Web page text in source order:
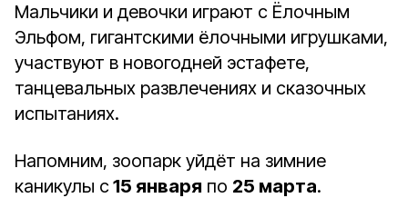
Мальчики и девочки играют с Ёлочным
Эльфом, гигантскими ёлочными игрушками,
участвуют в новогодней эстафете,
танцевальных развлечениях и сказочных
испытаниях.
Напомним, зоопарк уйдёт на зимние
каникулы с 15 января по 25 марта.